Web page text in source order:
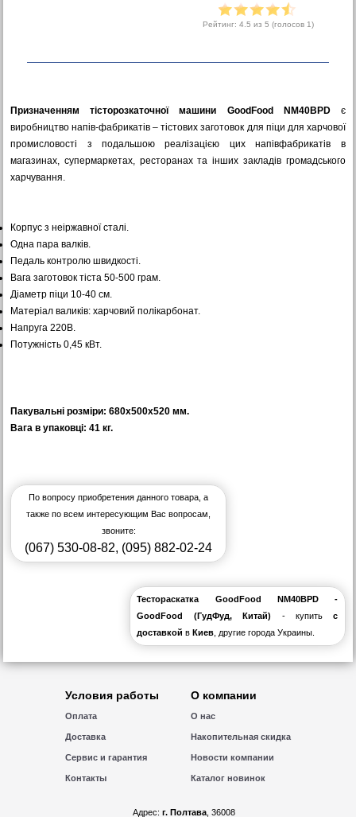
Рейтинг: 4.5 из 5 (голосов 1)
Призначенням тісторозкаточної машини GoodFood NM40BPD є
виробництво напів-фабрикатів – тістових заготовок для піци для харчової
промисловості з подальшою реалізацією цих напівфабрикатів в
магазинах, супермаркетах, ресторанах та інших закладів громадського
харчування.
Корпус з неіржавної сталі.
Одна пара валків.
Педаль контролю швидкості.
Вага заготовок тіста 50-500 грам.
Діаметр піци 10-40 см.
Матеріал валиків: харчовий полікарбонат.
Напруга 220В.
Потужність 0,45 кВт.
Пакувальні розміри: 680х500х520 мм.
Вага в упаковці: 41 кг.
По вопросу приобретения данного товара, а
также по всем интересующим Вас вопросам,
звоните:
(067) 530-08-82, (095) 882-02-24
Тестораскатка GoodFood NM40BPD -
GoodFood (ГудФуд, Китай) - купитьс
доставкой вКиев , другие города Украины.
Условия работы
Оплата
Доставка
Сервис и гарантия
Контакты
О компании
О нас
Накопительная скидка
Новости компании
Каталог новинок
Адрес: г. Полтава, 36008